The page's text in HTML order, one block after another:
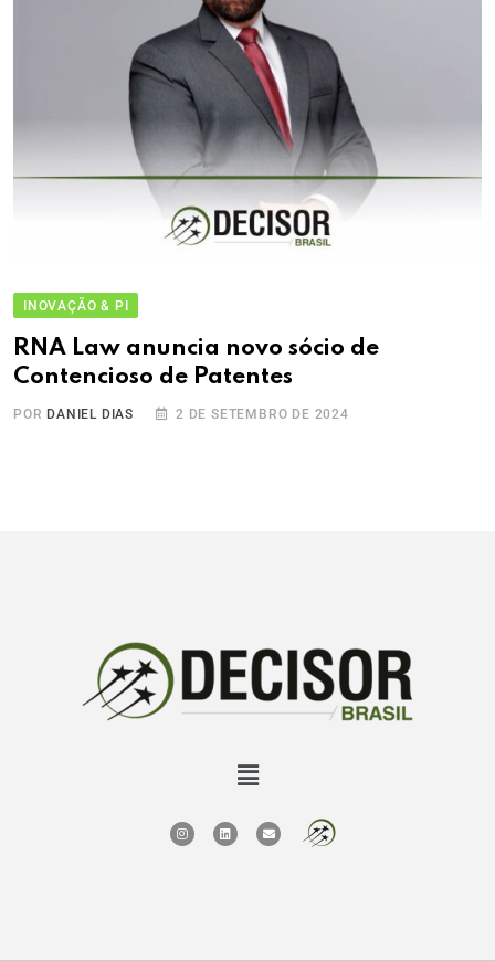
INOVAÇÃO & PI
RNA Law anuncia novo sócio de
Contencioso de Patentes
POR DANIEL DIAS 2 DE SETEMBRO DE 2024